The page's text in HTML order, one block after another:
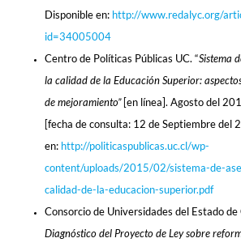
Disponible en: http://www.redalyc.org/
id=34005004
Centro de Políticas Públicas UC. “Sistema
la calidad de la Educación Superior:
de mejoramiento”[en línea]. Agosto del
[fecha de consulta: 12 de Septiembre del
en: http://politicaspublicas.uc.cl/wp-
content/uploads/2015/02/sistema-de-
calidad-de-la-educacion-superior.pdf
Consorcio de Universidades del Estado
Diagnóstico del Proyecto de Ley sobre